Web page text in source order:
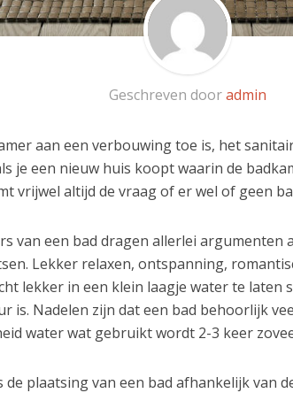
Geschreven dooradmin
aan een verbouwing toe is, het
je een nieuw huis koopt waarin de
vrijwel altijd de vraag of er wel of geen
van een bad dragen allerlei argumenten
Lekker relaxen, ontspanning,
lekker in een klein laagje water te laten
is. Nadelen zijn dat een bad behoorlijk
water wat gebruikt wordt 2-3 keer
plaatsing van een bad afhankelijk van